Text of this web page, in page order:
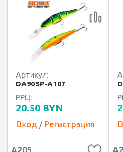
Артикул:
DA90SP-A107
РРЦ:
20.50 BYN
Вход / Регистрация
А205